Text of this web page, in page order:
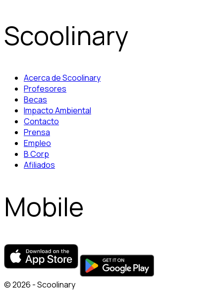
Scoolinary
Acerca de Scoolinary
Profesores
Becas
Impacto Ambiental
Contacto
Prensa
Empleo
B Corp
Afiliados
Mobile
© 2026 - Scoolinary